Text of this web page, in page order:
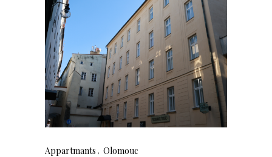
Appartmants Olomouc